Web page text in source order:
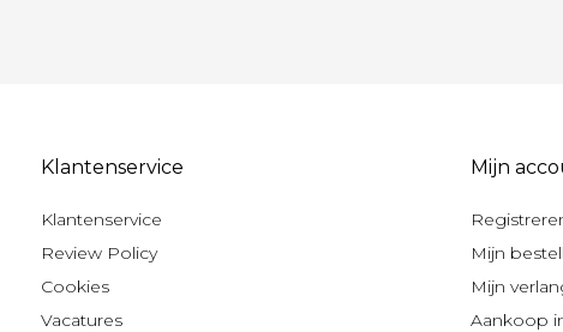
Klantenservice
Klantenservice
Review Policy
Cookies
Vacatures
Mijn
Mijn
Mijn
Aankoop